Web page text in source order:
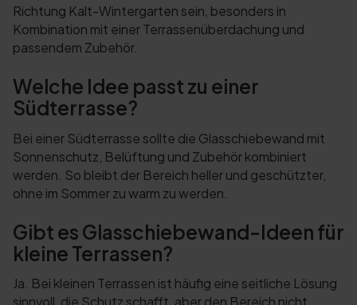
Richtung Kalt-Wintergarten sein, besonders in
Kombination mit einer Terrassenüberdachung und
passendem Zubehör.
Welche Idee passt zu einer
Südterrasse?
Bei einer Südterrasse sollte die Glasschiebewand mit
Sonnenschutz, Belüftung und Zubehör kombiniert
werden. So bleibt der Bereich heller und geschützter,
ohne im Sommer zu warm zu werden.
Gibt es Glasschiebewand-Ideen für
kleine Terrassen?
Ja. Bei kleinen Terrassen ist häufig eine seitliche Lösung
sinnvoll, die Schutz schafft, aber den Bereich nicht